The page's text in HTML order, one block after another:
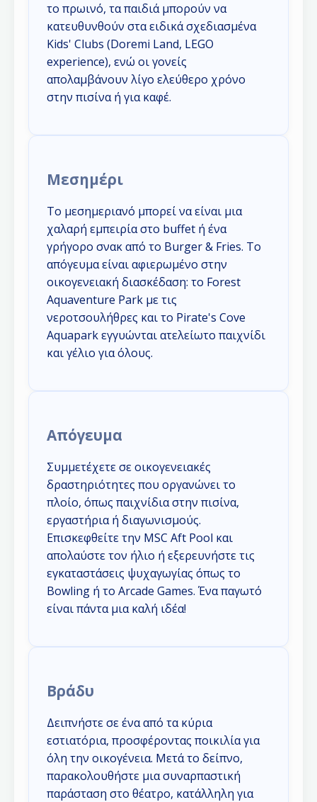
το πρωινό, τα παιδιά μπορούν να
κατευθυνθούν στα ειδικά σχεδιασμένα
Kids' Clubs (Doremi Land, LEGO
experience), ενώ οι γονείς
απολαμβάνουν λίγο ελεύθερο χρόνο
στην πισίνα ή για καφέ.
Μεσημέρι
Το μεσημεριανό μπορεί να είναι μια
χαλαρή εμπειρία στο buffet ή ένα
γρήγορο σνακ από το Burger & Fries. Το
απόγευμα είναι αφιερωμένο στην
οικογενειακή διασκέδαση: το Forest
Aquaventure Park με τις
νεροτσουλήθρες και το Pirate's Cove
Aquapark εγγυώνται ατελείωτο παιχνίδι
και γέλιο για όλους.
Απόγευμα
Συμμετέχετε σε οικογενειακές
δραστηριότητες που οργανώνει το
πλοίο, όπως παιχνίδια στην πισίνα,
εργαστήρια ή διαγωνισμούς.
Επισκεφθείτε την MSC Aft Pool και
απολαύστε τον ήλιο ή εξερευνήστε τις
εγκαταστάσεις ψυχαγωγίας όπως το
Bowling ή το Arcade Games. Ένα παγωτό
είναι πάντα μια καλή ιδέα!
Βράδυ
Δειπνήστε σε ένα από τα κύρια
εστιατόρια, προσφέροντας ποικιλία για
όλη την οικογένεια. Μετά το δείπνο,
παρακολουθήστε μια συναρπαστική
παράσταση στο θέατρο, κατάλληλη για